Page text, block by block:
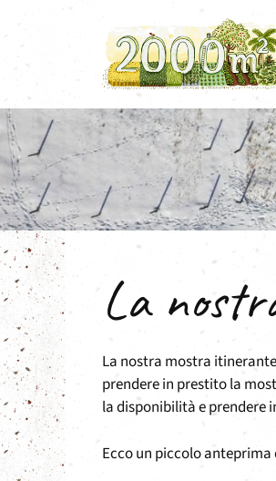
La
La nostra mostra
prendere in prestito la
la disponibilità e prendere
Ecco un piccolo